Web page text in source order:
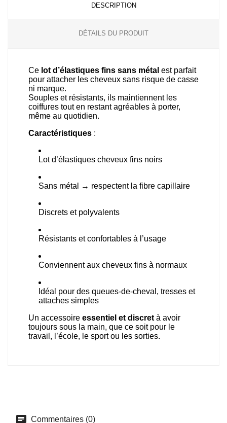
DESCRIPTION
DÉTAILS DU PRODUIT
Ce lot d’élastiques fins sans métal est parfait
pour attacher les cheveux sans risque de casse
ni marque.
Souples et résistants, ils maintiennent les
coiffures tout en restant agréables à porter,
même au quotidien.
Caractéristiques :
Lot d’élastiques cheveux fins noirs
Sans métal → respectent la fibre capillaire
Discrets et polyvalents
Résistants et confortables à l’usage
Conviennent aux cheveux fins à normaux
Idéal pour des queues-de-cheval, tresses et
attaches simples
Un accessoire essentiel et discret à avoir
toujours sous la main, que ce soit pour le
travail, l’école, le sport ou les sorties.
Commentaires (0)